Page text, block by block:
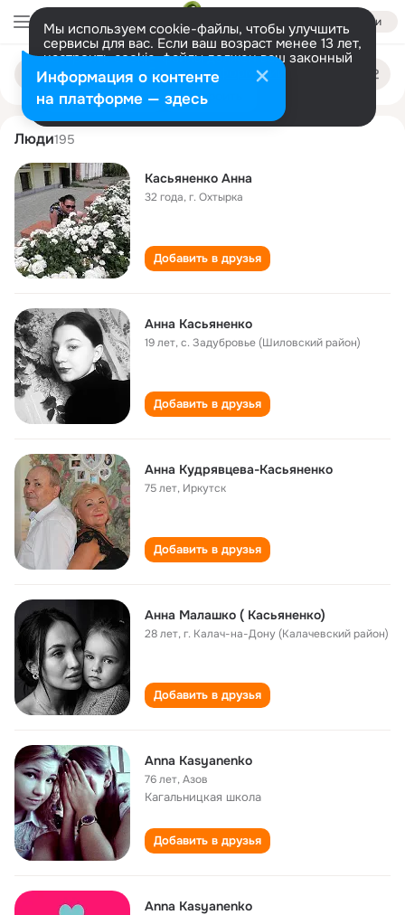
Войти
Мы используем cookie-файлы, чтобы улучшить
сервисы для вас. Если ваш возраст менее 13 лет,
настроить cookie-файлы должен ваш законный
представитель. Больше информации
Разрешить все Настроить
Поиск
людям
anna kasyanenko
Люди195
Касьяненко Анна
32 года,г. Охтырка
Добавить в друзья
Анна Касьяненко
19 лет,с. Задубровье (Шиловский район)
Добавить в друзья
Анна Кудрявцева-Касьяненко
75 лет, Иркутск
Добавить в друзья
Анна Малашко ( Касьяненко)
28 лет,г. Калач-на-Дону (Калачевский район)
Добавить в друзья
Anna Kasyanenko
76 лет,Азов
Кагальницкая школа
Добавить в друзья
Anna Kasyanenko
Информация о контенте
на платформе — здесь